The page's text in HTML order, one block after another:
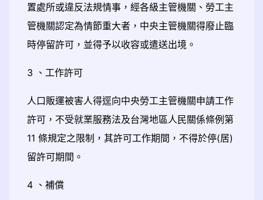
置處所或違反法規情事，經各級主管機關、勞工主
管機關認定為情節重大者，中央主管機關得廢止臨
時停留許可，並得予以收容或遣送出境。
3 、工作許可
人口販運被害人得逕向中央勞工主管機關申請工作
許可，不受就業服務法及台灣地區人民關係條例第
11 條規定之限制，其許可工作期間，不得於停(居)
留許可期間。
4 、補償